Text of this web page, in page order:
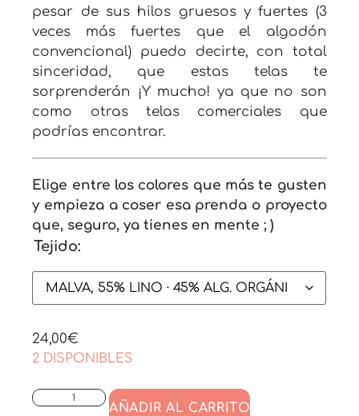
pesar de sus hilos gruesos y fuertes (3
veces más fuertes que el algodón
convencional) puedo decirte, con total
sinceridad, que estas telas te
sorprenderán ¡Y mucho! ya que no son
como otras telas comerciales que
podrías encontrar.
Elige entre los colores que más te gusten
y empieza a coser esa prenda o proyecto
que, seguro, ya tienes en mente ; )
Tejido:
24,00€
2 DISPONIBLES
AÑADIR AL CARRITO